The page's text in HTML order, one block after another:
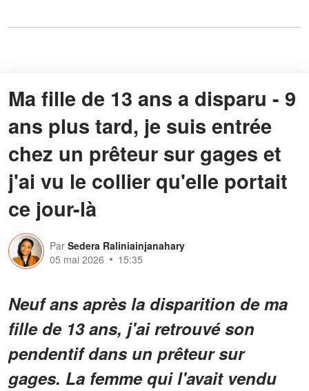
Ma fille de 13 ans a disparu - 9
ans plus tard, je suis entrée
chez un prêteur sur gages et
j'ai vu le collier qu'elle portait
ce jour-là
Par Sedera Raliniainjanahary
05 mai 2026
15:35
Neuf ans après la disparition de ma
fille de 13 ans, j'ai retrouvé son
pendentif dans un prêteur sur
gages. La femme qui l'avait vendu